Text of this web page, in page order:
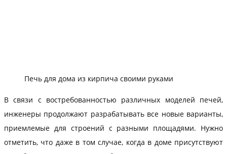
Печь для дома из кирпича своими руками
В связи с востребованностью различных моделей печей,
инженеры продолжают разрабатывать все новые варианты,
приемлемые для строений с разными площадями. Нужно
отметить, что даже в том случае, когда в доме присутствуют